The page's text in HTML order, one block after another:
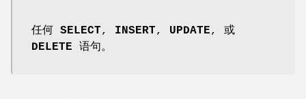
任何 SELECT, INSERT, UPDATE, 或
DELETE 语句。